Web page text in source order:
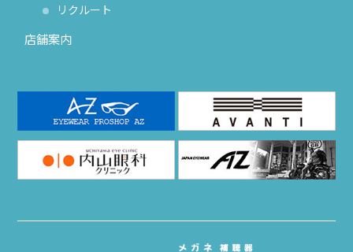
リクルート
店舗案内